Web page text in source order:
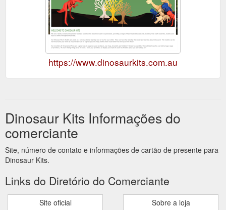
https://www.dinosaurkits.com.au
Dinosaur Kits Informações do
comerciante
Site, número de contato e informações de cartão de presente para
Dinosaur Kits.
Links do Diretório do Comerciante
Site oficial Sobre a loja